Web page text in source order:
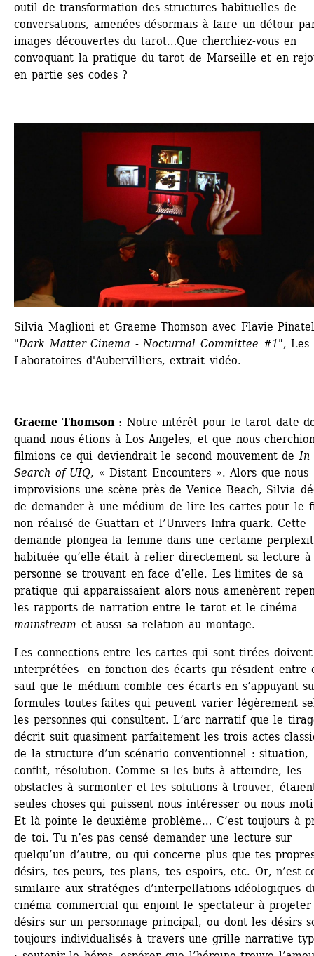
outil de transformation des structures habituelles de
conversations, amenées désormais à faire un détour
images découvertes du tarot…Que cherchiez-vous en
convoquant la pratique du tarot de Marseille et en
en partie ses codes ?
Silvia Maglioni et Graeme Thomson avec Flavie
"Dark Matter Cinema - Nocturnal Committee #1", Les
Laboratoires d'Aubervilliers, extrait vidéo.
Graeme Thomson : Notre intérêt pour le tarot date
quand nous étions à Los Angeles, et que nous
filmions ce qui deviendrait le second mouvement de In
Search of UIQ, « Distant Encounters ». Alors que nous
improvisions une scène près de Venice Beach, Silvia
de demander à une médium de lire les cartes pour le
non réalisé de Guattari et l’Univers Infra-quark. Cette
demande plongea la femme dans une certaine
habituée qu’elle était à relier directement sa lecture
personne se trouvant en face d’elle. Les limites de sa
pratique qui apparaissaient alors nous amenèrent
les rapports de narration entre le tarot et le cinéma
mainstream et aussi sa relation au montage.
Les connections entre les cartes qui sont tirées
interprétées en fonction des écarts qui résident entre
sauf que le médium comble ces écarts en s’appuyant
formules toutes faites qui peuvent varier légèrement
les personnes qui consultent. L’arc narratif que le
décrit suit quasiment parfaitement les trois actes
de la structure d’un scénario conventionnel : situation,
conflit, résolution. Comme si les buts à atteindre, les
obstacles à surmonter et les solutions à trouver,
seules choses qui puissent nous intéresser ou nous
Et là pointe le deuxième problème… C’est toujours à
de toi. Tu n’es pas censé demander une lecture sur
quelqu’un d’autre, ou qui concerne plus que tes
désirs, tes peurs, tes plans, tes espoirs, etc. Or, n’est-
similaire aux stratégies d’interpellations idéologiques
cinéma commercial qui enjoint le spectateur à projeter
désirs sur un personnage principal, ou dont les désirs
toujours individualisés à travers une grille narrative